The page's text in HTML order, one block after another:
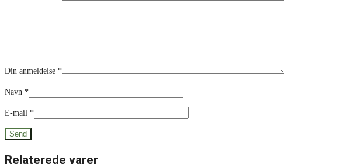
Din anmeldelse *
Navn *
E-mail *
Relaterede varer